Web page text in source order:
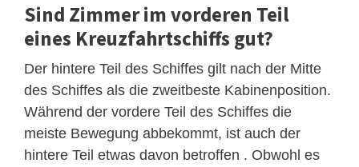
Sind Zimmer im vorderen Teil
eines Kreuzfahrtschiffs gut?
Der hintere Teil des Schiffes gilt nach der Mitte
des Schiffes als die zweitbeste Kabinenposition.
Während der vordere Teil des Schiffes die
meiste Bewegung abbekommt, ist auch der
hintere Teil etwas davon betroffen . Obwohl es